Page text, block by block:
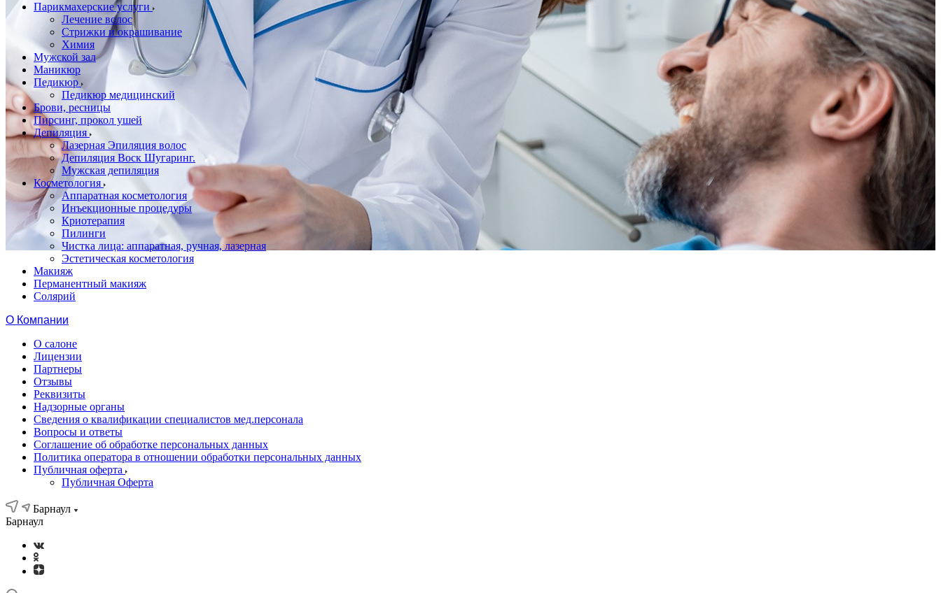
Парикмахерские услуги
Лечение волос
Стрижки и окрашивание
Химия
Мужской зал
Маникюр
Педикюр
Педикюр медицинский
Брови, ресницы
Пирсинг, прокол ушей
Депиляция
Лазерная Эпиляция волос
Депиляция Воск Шугаринг.
Мужская депиляция
Косметология
Аппаратная косметология
Инъекционные процедуры
Криотерапия
Пилинги
Чистка лица: аппаратная, ручная, лазерная
Эстетическая косметология
Макияж
Перманентный макияж
Солярий
О Компании
О салоне
Лицензии
Партнеры
Отзывы
Реквизиты
Надзорные органы
Сведения о квалификации специалистов мед.персонала
Вопросы и ответы
Соглашение об обработке персональных данных
Политика оператора в отношении обработки персональных данных
Публичная оферта
Публичная Оферта
Барнаул
Барнаул